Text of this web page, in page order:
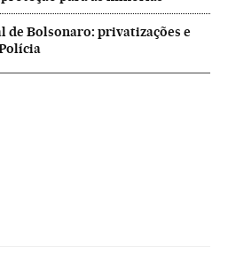
de Bolsonaro: privatizações e